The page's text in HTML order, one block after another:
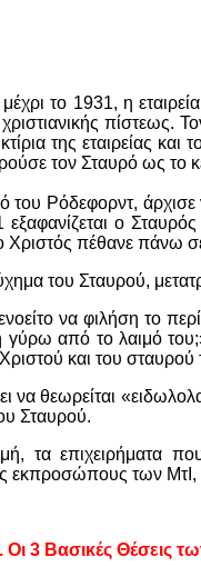
το 1931, η
πίστεως.
της εταιρείας
τον Σταυρό ως το
του Ρόδεφορντ, άρχισε
εξαφανίζεται ο
Χριστός πέθανε πάνω
του Σταυρού,
να φιλήση το
από το λαιμό
και του
να θεωρείται
Σταυρού.
τα επιχειρήματα
εκπροσώπους των ΜτΙ,
Οι 3 Βασικές Θέσεις